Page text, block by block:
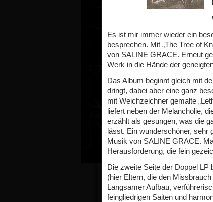
Es ist mir immer wieder ein
besprechen. Mit „The Tree of
von SALINE GRACE. Erneut
Werk in die Hände der
Das Album beginnt gleich mit
dringt, dabei aber eine ganz
mit Weichzeichner gemalte
liefert neben der Melancholie,
erzählt als gesungen, was die
lässt. Ein wunderschöner, sehr
Musik von SALINE GRACE.
Herausforderung, die fein
Die zweite Seite der Doppel LP
(hier Eltern, die den
Langsamer Aufbau,
feingliedrigen Saiten und